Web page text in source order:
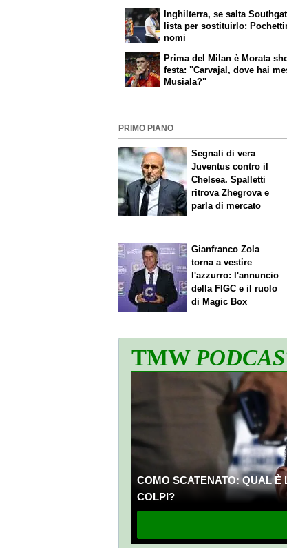
Inghilterra, se salta
lista per sostituirlo:
nomi
Prima del Milan è Morata
festa: "Carvajal, dove hai
Musiala?"
PRIMO PIANO
Segnali di vera
Juventus contro il
Chelsea. Spalletti
ritrova Zhegrova e
parla di mercato
Gianfranco Zola
torna a vestire
l'azzurro: l'annuncio
della FIGC e il ruolo
di Magic Box
TMW
COMO SCATENATO: QUAL È
COLPI?